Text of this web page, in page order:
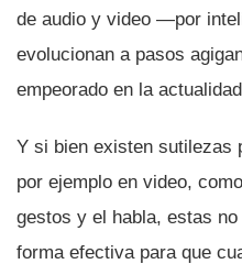
de audio y video —por
evolucionan a pasos
empeorado en la
Y si bien existen sutilezas
por ejemplo en video,
gestos y el habla, estas
forma efectiva para que